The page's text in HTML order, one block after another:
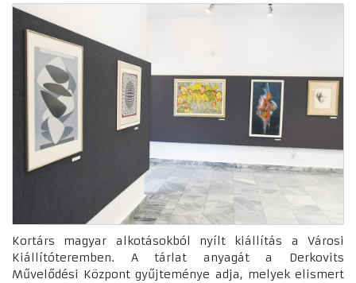
Kortárs magyar alkotásokból nyílt kiállítás a Városi
Kiállítóteremben. A tárlat anyagát a Derkovits
Művelődési Központ gyűjteménye adja, melyek elismert